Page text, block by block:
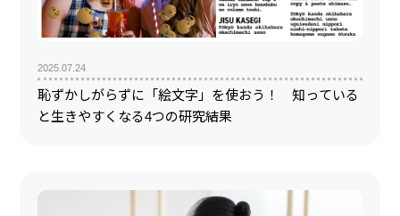
2025.07.24
恥ずかしがらずに「絵文字」を使おう！ 知っている
と生きやすくなる4つの研究結果